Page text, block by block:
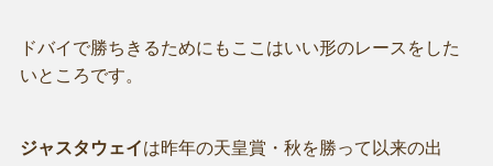
ドバイで勝ちきるためにもここはいい形のレースをした
いところです。
ジャスタウェイは昨年の天皇賞・秋を勝って以来の出